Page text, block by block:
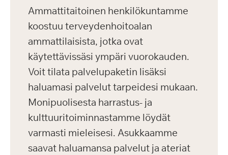
Ammattitaitoinen henkilökuntamme
koostuu terveydenhoitoalan
ammattilaisista, jotka ovat
käytettävissäsi ympäri vuorokauden.
Voit tilata palvelupaketin lisäksi
haluamasi palvelut tarpeidesi mukaan.
Monipuolisesta harrastus- ja
kulttuuritoiminnastamme löydät
varmasti mieleisesi. Asukkaamme
saavat haluamansa palvelut ja ateriat